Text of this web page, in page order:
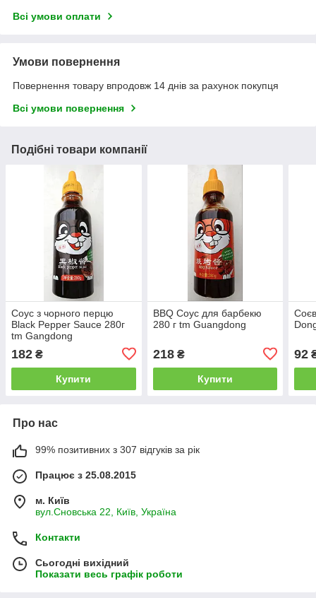
Всі умови оплати
Умови повернення
Повернення товару впродовж 14 днів за рахунок покупця
Всі умови повернення
Подібні товари компанії
Соус з чорного перцю
Black Pepper Sauce 280г
tm Gangdong
182 ₴
Купити
BBQ Соус для барбекю
280 г tm Guangdong
218₴
Купити
92
Про нас
99% позитивних з 307 відгуків за рік
Працює з 25.08.2015
м. Київ
вул.Сновська 22, Київ, Україна
Контакти
Сьогодні вихідний
Показати весь графік роботи